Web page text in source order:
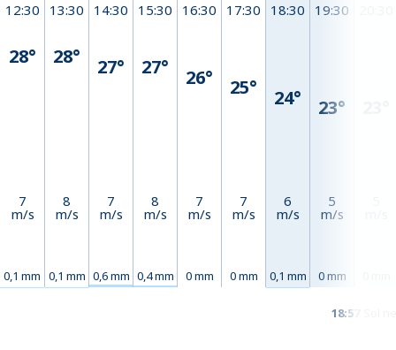
12:30
28°
7
m/s
0,1 mm
13:30
28°
8
m/s
0,1 mm
14:30
27°
7
m/s
0,6 mm
15:30
27°
8
m/s
0,4 mm
16:30
26°
7
m/s
0 mm
17:30
25°
7
m/s
0 mm
18:30
24°
6
m/s
0,1 mm
19:30
23°
5
m/s
0 mm
18:57